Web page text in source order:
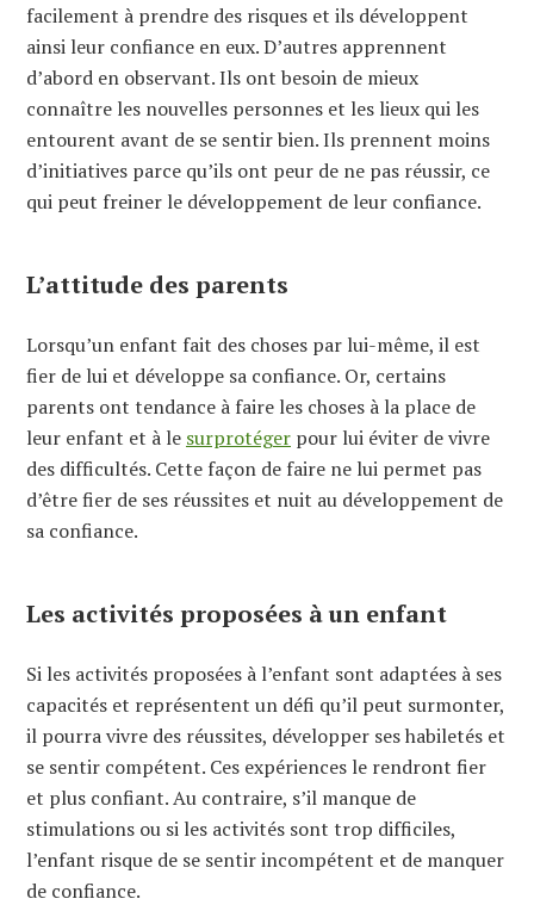
facilement à prendre des risques et ils développent
ainsi leur confiance en eux. D’autres apprennent
d’abord en observant. Ils ont besoin de mieux
connaître les nouvelles personnes et les lieux qui les
entourent avant de se sentir bien. Ils prennent moins
d’initiatives parce qu’ils ont peur de ne pas réussir, ce
qui peut freiner le développement de leur confiance.
L’attitude des parents
Lorsqu’un enfant fait des choses par lui-même, il est
fier de lui et développe sa confiance. Or, certains
parents ont tendance à faire les choses à la place de
leur enfant et à le surprotéger pour lui éviter de vivre
des difficultés. Cette façon de faire ne lui permet pas
d’être fier de ses réussites et nuit au développement de
sa confiance.
Les activités proposées à un enfant
Si les activités proposées à l’enfant sont adaptées à ses
capacités et représentent un défi qu’il peut surmonter,
il pourra vivre des réussites, développer ses habiletés et
se sentir compétent. Ces expériences le rendront fier
et plus confiant. Au contraire, s’il manque de
stimulations ou si les activités sont trop difficiles,
l’enfant risque de se sentir incompétent et de manquer
de confiance.